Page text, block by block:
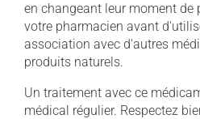
en changeant leur moment de
votre pharmacien avant
association avec d'autres
produits naturels.
Un traitement avec ce
médical régulier. Respectez